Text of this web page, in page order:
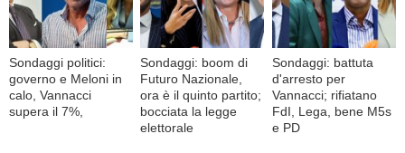
Sondaggi politici:
governo e Meloni in
calo, Vannacci
supera il 7%,
Sondaggi: boom di
Futuro Nazionale,
ora è il quinto partito;
bocciata la legge
elettorale
Sondaggi: battuta
d'arresto per
Vannacci; rifiatano
FdI, Lega, bene M5s
e PD